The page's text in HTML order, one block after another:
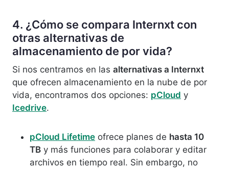
4. ¿Cómo se compara Internxt con
otras alternativas de
almacenamiento de por vida?
Si nos centramos en las alternativas a Internxt
que ofrecen almacenamiento en la nube de por
vida, encontramos dos opciones: pCloud y
Icedrive.
pCloud Lifetime ofrece planes de hasta 10
TB y más funciones para colaborar y editar
archivos en tiempo real. Sin embargo, no